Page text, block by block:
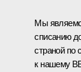
Мы
списанию
страной по
к нашему